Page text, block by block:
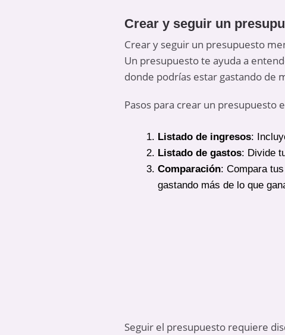
Crear y seguir un
Crear y seguir un presupuesto
Un presupuesto te ayuda a
donde podrías estar gastando de
Pasos para crear un presupuesto
Listado de ingresos:
Listado de gastos: Divide
Comparación: Compara
gastando más de lo que
Seguir el presupuesto requiere